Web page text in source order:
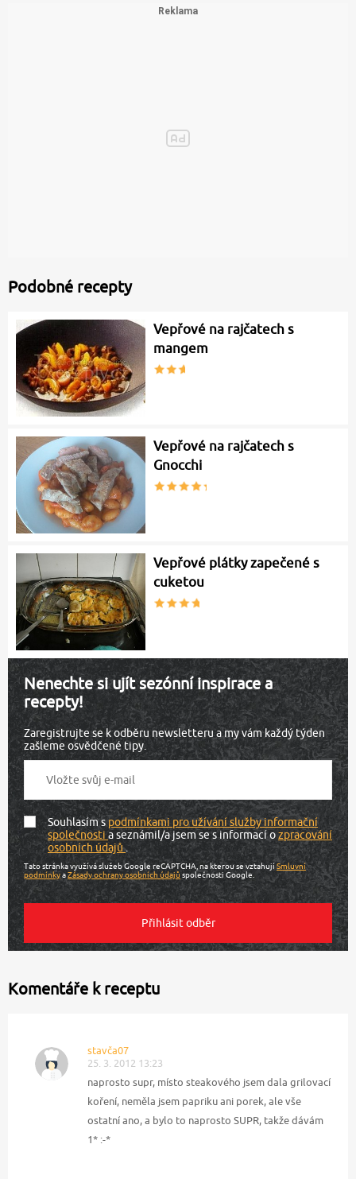
Podobné recepty
Vepřové na rajčatech s
mangem
Vepřové na rajčatech s
Gnocchi
Vepřové plátky zapečené s
cuketou
Nenechte si ujít sezónní inspirace a
recepty!
Zaregistrujte se k odběru newsletteru a my vám každý týden
zašleme osvědčené tipy.
Souhlasím spodmínkami pro užívání služby informační
společnostia seznámil/a jsem se s informací ozpracování
osobních údajů.
Tato stránka využívá služeb Google reCAPTCHA, na kterou se vztahujíSmluvní
podmínkyaZásady ochrany osobních údajů společnosti Google.
Komentáře k receptu
stavča07
25. 3. 2012 13:23
naprosto supr, místo steakového jsem dala grilovací
koření, neměla jsem papriku ani porek, ale vše
ostatní ano, a bylo to naprosto SUPR, takže dávám
1* :-*